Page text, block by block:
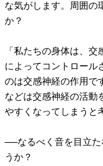
な気がします。周囲の
か？
「私たちの身体は、
によってコントロール
のは交感神経の作用で
などは交感神経の活動
やすくなってしまうと
──なるべく音を目立た
うか？